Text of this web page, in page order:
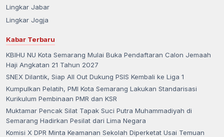
Lingkar Jabar
Lingkar Jogja
Kabar Terbaru
KBIHU NU Kota Semarang Mulai Buka Pendaftaran Calon Jemaah
Haji Angkatan 21 Tahun 2027
SNEX Dilantik, Siap All Out Dukung PSIS Kembali ke Liga 1
Kumpulkan Pelatih, PMI Kota Semarang Lakukan Standarisasi
Kurikulum Pembinaan PMR dan KSR
Muktamar Pencak Silat Tapak Suci Putra Muhammadiyah di
Semarang Hadirkan Pesilat dari Lima Negara
Komisi X DPR Minta Keamanan Sekolah Diperketat Usai Temuan